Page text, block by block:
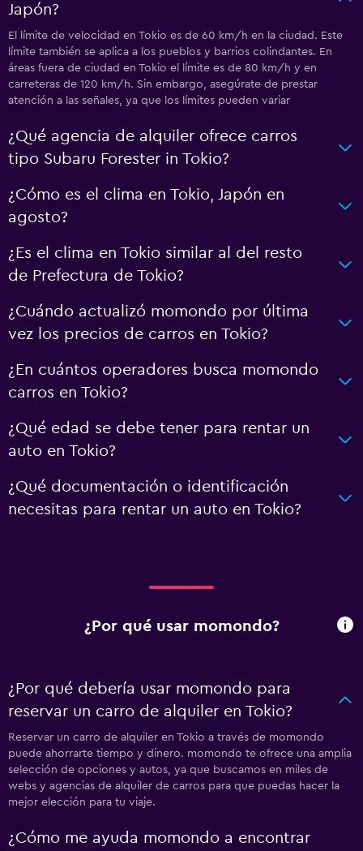
Japón?
El límite de velocidad en Tokio es de 60 km/h en la ciudad. Este
límite también se aplica a los pueblos y barrios colindantes. En
áreas fuera de ciudad en Tokio el límite es de 80 km/h y en
carreteras de 120 km/h. Sin embargo, asegúrate de prestar
atención a las señales, ya que los límites pueden variar
¿Qué agencia de alquiler ofrece carros
tipo Subaru Forester in Tokio?
¿Cómo es el clima en Tokio, Japón en
agosto?
¿Es el clima en Tokio similar al del resto
de Prefectura de Tokio?
¿Cuándo actualizó momondo por última
vez los precios de carros en Tokio?
¿En cuántos operadores busca momondo
carros en Tokio?
¿Qué edad se debe tener para rentar un
auto en Tokio?
¿Qué documentación o identificación
necesitas para rentar un auto en Tokio?
¿Por qué usar momondo?
¿Por qué debería usar momondo para
reservar un carro de alquiler en Tokio?
Reservar un carro de alquiler en Tokio a través de momondo
puede ahorrarte tiempo y dinero. momondo te ofrece una amplia
selección de opciones y autos, ya que buscamos en miles de
webs y agencias de alquiler de carros para que puedas hacer la
mejor elección para tu viaje.
¿Cómo me ayuda momondo a encontrar